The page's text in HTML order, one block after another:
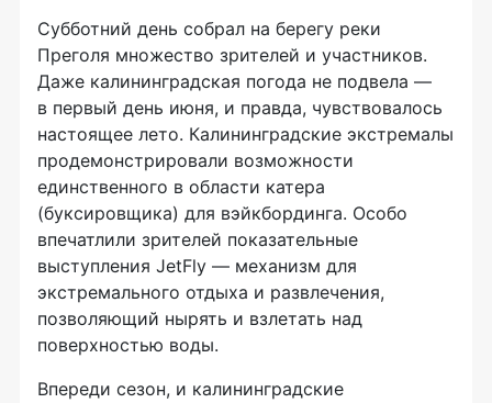
Субботний день собрал на берегу реки
Преголя множество зрителей и участников.
Даже калининградская погода не подвела —
в первый день июня, и правда, чувствовалось
настоящее лето. Калининградские экстремалы
продемонстрировали возможности
единственного в области катера
(буксировщика) для вэйкбординга. Особо
впечатлили зрителей показательные
выступления JetFly — механизм для
экстремального отдыха и развлечения,
позволяющий нырять и взлетать над
поверхностью воды.
Впереди сезон, и калининградские